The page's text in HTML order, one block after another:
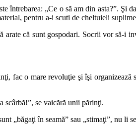
întrebarea: „Ce o să am din asta?”. Şi
pentru a-i scuti de cheltuieli
că sunt gospodari. Socrii vor să-i
fac o mare revoluţie şi îşi
scârbă!”, se vaicără unii părinţi.
„băgaţi în seamă” sau „stimaţi”, nu li